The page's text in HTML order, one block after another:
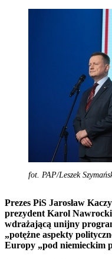
fot. PAP/Leszek
Prezes PiS Jarosław
prezydent Karol
wdrażającą unijny
„potężne aspekty
Europy „pod niemieckim